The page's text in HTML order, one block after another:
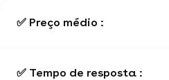
✅ Preço médio :
✅ Tempo de resposta :